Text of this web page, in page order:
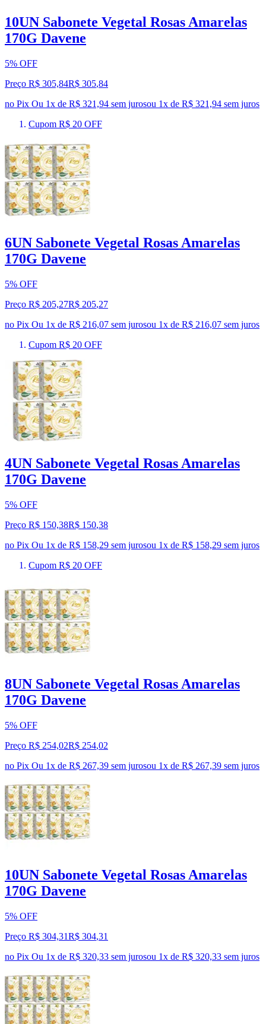
10UN Sabonete Vegetal Rosas Amarelas
170G Davene
5% OFF
Preço R$ 305,84R$ 305,84
no Pix Ou 1x de R$ 321,94 sem jurosou 1x de R$ 321,94 sem juros
Cupom R$ 20 OFF
6UN Sabonete Vegetal Rosas Amarelas
170G Davene
5% OFF
Preço R$ 205,27R$ 205,27
no Pix Ou 1x de R$ 216,07 sem jurosou 1x de R$ 216,07 sem juros
Cupom R$ 20 OFF
4UN Sabonete Vegetal Rosas Amarelas
170G Davene
5% OFF
Preço R$ 150,38R$ 150,38
no Pix Ou 1x de R$ 158,29 sem jurosou 1x de R$ 158,29 sem juros
Cupom R$ 20 OFF
8UN Sabonete Vegetal Rosas Amarelas
170G Davene
5% OFF
Preço R$ 254,02R$ 254,02
no Pix Ou 1x de R$ 267,39 sem jurosou 1x de R$ 267,39 sem juros
10UN Sabonete Vegetal Rosas Amarelas
170G Davene
5% OFF
Preço R$ 304,31R$ 304,31
no Pix Ou 1x de R$ 320,33 sem jurosou 1x de R$ 320,33 sem juros